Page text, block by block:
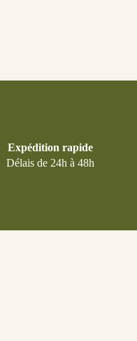
Expédition rapide
Délais de 24h à 48h